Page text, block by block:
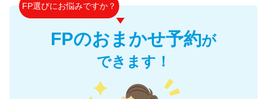
FP選びにお悩みですか？
FPのおまかせ予約が
できます！